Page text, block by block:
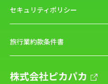
セキュリティポリシー
旅行業約款条件書
株式会社ピカパカ